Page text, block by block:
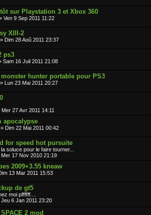
sur Playstation 3 et Xbox 360
Ven 9 Sep 2011 11:22
XIII-2
» Dim 28 Aoû 2011 23:37
ps3
Sam 16 Juil 2011 21:08
monster hunter portable pour PS3
» Lun 23 Mai 2011 20:27
Mer 27 Avr 2011 14:11
apocalypse
» Dim 22 Mai 2011 00:42
for speed hot pursuite
soluce pour le faire tourner...
Mer 17 Nov 2010 21:19
2009+3.55 kneaw
13 Mar 2011 15:53
de gt5
moi pffffff....
Jeu 6 Jan 2011 23:20
2 mod